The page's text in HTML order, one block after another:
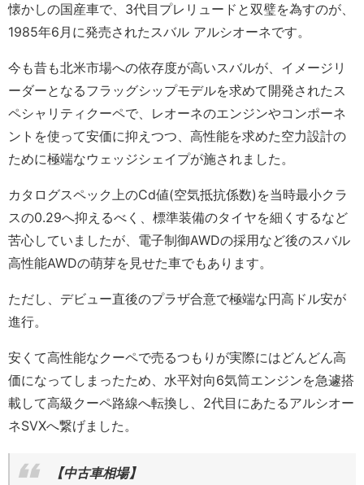
懐かしの国産車で、3代目プレリュードと双璧を為すのが、
1985年6月に発売されたスバル アルシオーネです。
今も昔も北米市場への依存度が高いスバルが、イメージリ
ーダーとなるフラッグシップモデルを求めて開発されたス
ペシャリティクーペで、レオーネのエンジンやコンポーネ
ントを使って安価に抑えつつ、高性能を求めた空力設計の
ために極端なウェッジシェイプが施されました。
カタログスペック上のCd値(空気抵抗係数)を当時最小クラ
スの0.29へ抑えるべく、標準装備のタイヤを細くするなど
苦心していましたが、電子制御AWDの採用など後のスバル
高性能AWDの萌芽を見せた車でもあります。
ただし、デビュー直後のプラザ合意で極端な円高ドル安が
進行。
安くて高性能なクーペで売るつもりが実際にはどんどん高
価になってしまったため、水平対向6気筒エンジンを急遽搭
載して高級クーペ路線へ転換し、2代目にあたるアルシオー
ネSVXへ繋げました。
【中古車相場】